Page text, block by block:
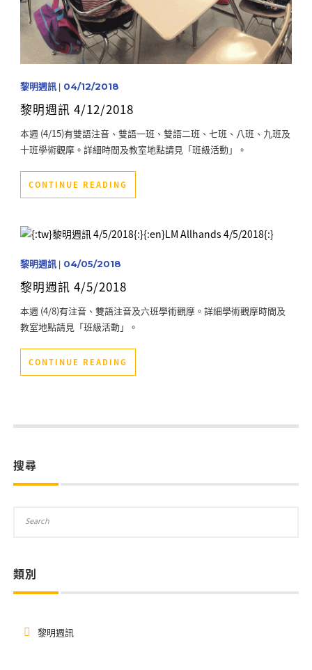
黎明週訊| 04/12/2018
黎明週訊 4/12/2018
本週 (4/15)有雙語注音、雙語一班、雙語二班、七班、八班、九班及
十班學術觀摩。詳細時間及教室地點請見「班級活動」。
CONTINUE READING
黎明週訊| 04/05/2018
黎明週訊 4/5/2018
本週 (4/8)有注音、雙語注音及六班學術觀摩。詳細學術觀摩時間及
教室地點請見「班級活動」。
CONTINUE READING
搜尋
類別
黎明週訊